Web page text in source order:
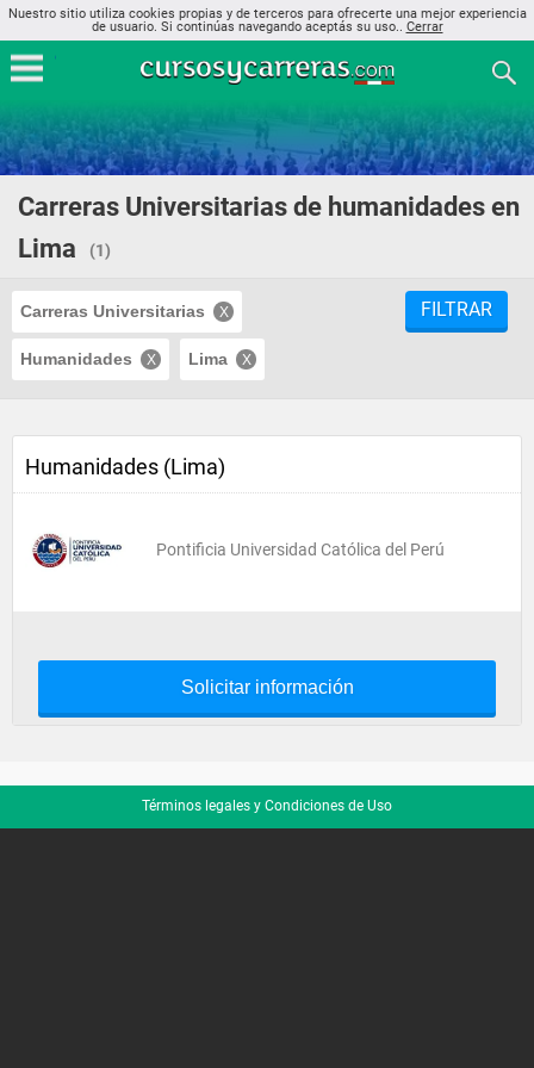
Nuestro sitio utiliza cookies propias y de terceros para ofrecerte una mejor experiencia
de usuario. Si continúas navegando aceptás su uso.. Cerrar
Carreras Universitarias de humanidades en
Lima
(1)
Carreras Universitarias
Humanidades Lima
FILTRAR
Humanidades (Lima)
Pontificia Universidad Católica del Perú
Solicitar información
Términos legales y Condiciones de Uso